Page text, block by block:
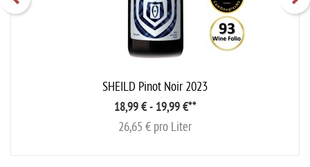
SHEILD Pinot Noir 2023
18,99 € - 19,99 €**
26,65 € pro Liter